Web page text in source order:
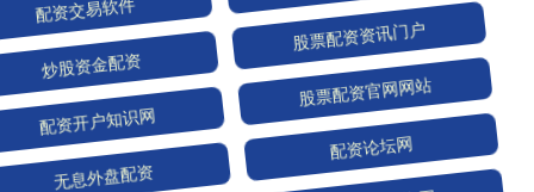
炒股资金配资 股票配资资讯门户
配资开户知识网 股票配资官网网站
无息外盘配资 配资论坛网